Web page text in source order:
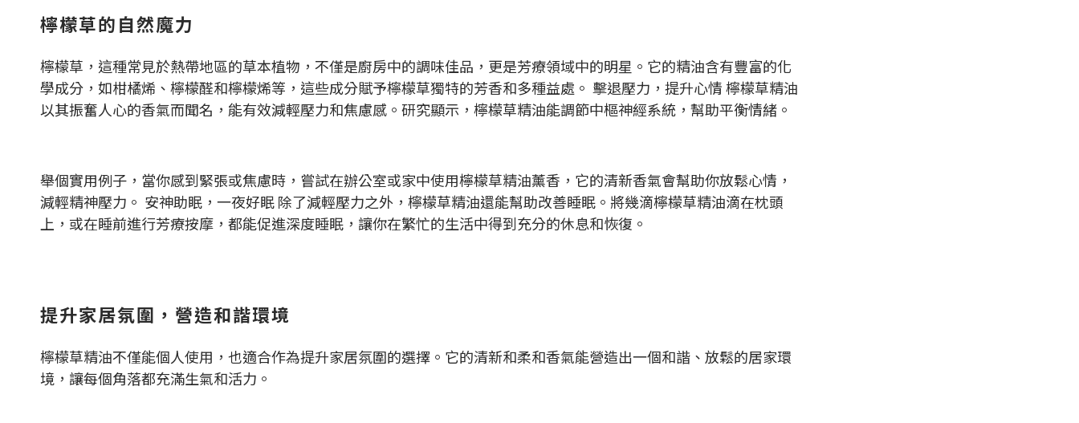
檸檬草的自然魔力
檸檬草，這種常見於熱帶地區的草本植物，不僅是廚房中的調味佳品，更是芳療領域中的明星。它的精油含有豐富的化
學成分，如柑橘烯、檸檬醛和檸檬烯等，這些成分賦予檸檬草獨特的芳香和多種益處。 擊退壓力，提升心情 檸檬草精油
以其振奮人心的香氣而聞名，能有效減輕壓力和焦慮感。研究顯示，檸檬草精油能調節中樞神經系統，幫助平衡情緒。
舉個實用例子，當你感到緊張或焦慮時，嘗試在辦公室或家中使用檸檬草精油薰香，它的清新香氣會幫助你放鬆心情，
減輕精神壓力。 安神助眠，一夜好眠 除了減輕壓力之外，檸檬草精油還能幫助改善睡眠。將幾滴檸檬草精油滴在枕頭
上，或在睡前進行芳療按摩，都能促進深度睡眠，讓你在繁忙的生活中得到充分的休息和恢復。
提升家居氛圍，營造和諧環境
檸檬草精油不僅能個人使用，也適合作為提升家居氛圍的選擇。它的清新和柔和香氣能營造出一個和諧、放鬆的居家環
境，讓每個角落都充滿生氣和活力。